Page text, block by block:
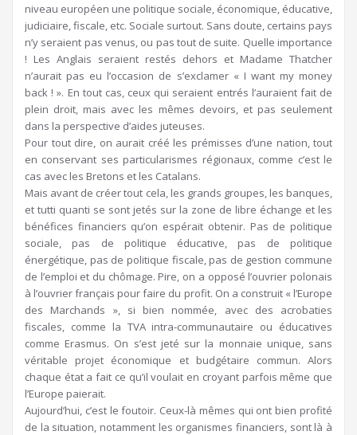
niveau européen une politique sociale, économique, éducative,
judiciaire, fiscale, etc. Sociale surtout. Sans doute, certains pays
n’y seraient pas venus, ou pas tout de suite. Quelle importance
! Les Anglais seraient restés dehors et Madame Thatcher
n’aurait pas eu l’occasion de s’exclamer « I want my money
back ! ». En tout cas, ceux qui seraient entrés l’auraient fait de
plein droit, mais avec les mêmes devoirs, et pas seulement
dans la perspective d’aides juteuses.
Pour tout dire, on aurait créé les prémisses d’une nation, tout
en conservant ses particularismes régionaux, comme c’est le
cas avec les Bretons et les Catalans.
Mais avant de créer tout cela, les grands groupes, les banques,
et tutti quanti se sont jetés sur la zone de libre échange et les
bénéfices financiers qu’on espérait obtenir. Pas de politique
sociale, pas de politique éducative, pas de politique
énergétique, pas de politique fiscale, pas de gestion commune
de l’emploi et du chômage. Pire, on a opposé l’ouvrier polonais
à l’ouvrier français pour faire du profit. On a construit « l’Europe
des Marchands », si bien nommée, avec des acrobaties
fiscales, comme la TVA intra-communautaire ou éducatives
comme Erasmus. On s’est jeté sur la monnaie unique, sans
véritable projet économique et budgétaire commun. Alors
chaque état a fait ce qu’il voulait en croyant parfois même que
l’Europe paierait.
Aujourd’hui, c’est le foutoir. Ceux-là mêmes qui ont bien profité
de la situation, notamment les organismes financiers, sont là à